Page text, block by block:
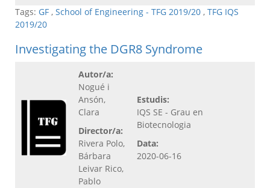
Tags: GF , School of Engineering - TFG 2019/20 , TFG IQS
2019/20
Investigating the DGR8 Syndrome
Autor/a:
Nogué i
Ansón,
Clara
Director/a:
Rivera Polo,
Bárbara
Leivar Rico,
Pablo
Estudis:
IQS SE - Grau en
Biotecnologia
Data:
2020-06-16